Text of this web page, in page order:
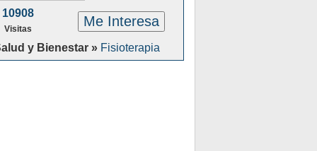
10908
Visitas Me Interesa
y Bienestar » Fisioterapia